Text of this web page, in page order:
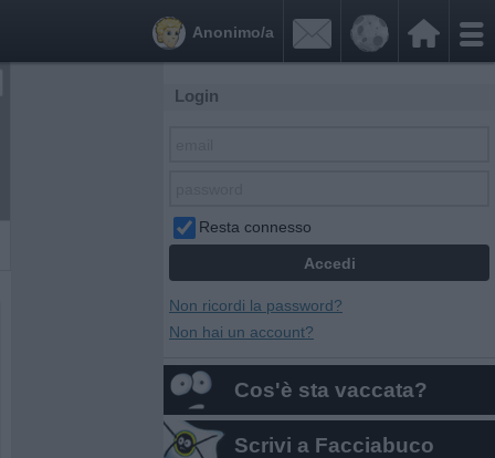


Anonimo/a
Login
Resta connesso
Non ricordi la password?
Non hai un account?
Cos'è sta vaccata?
Scrivi a Facciabuco